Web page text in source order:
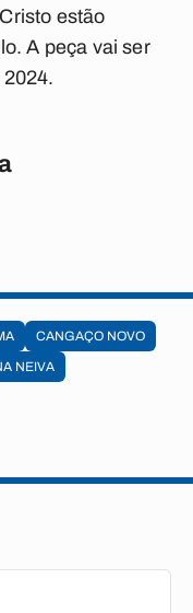
estão
A peça vai ser
CANGAÇO NOVO
NEIVA